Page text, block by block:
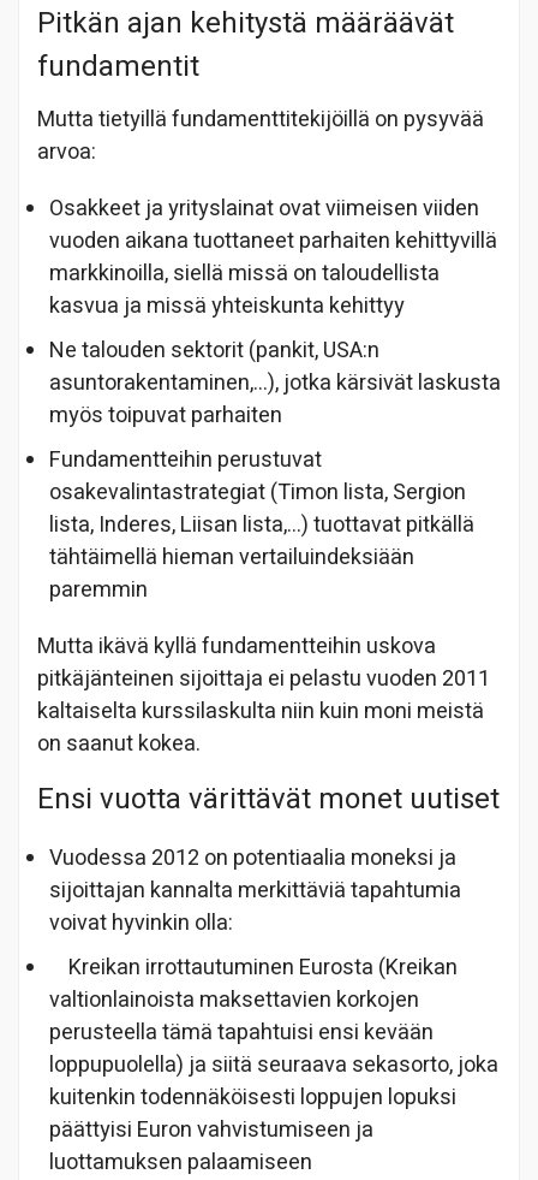
Pitkän ajan kehitystä määräävät
fundamentit
Mutta tietyillä fundamenttitekijöillä on pysyvää
arvoa:
Osakkeet ja yrityslainat ovat viimeisen viiden
vuoden aikana tuottaneet parhaiten kehittyvillä
markkinoilla, siellä missä on taloudellista
kasvua ja missä yhteiskunta kehittyy
Ne talouden sektorit (pankit, USA:n
asuntorakentaminen,…), jotka kärsivät laskusta
myös toipuvat parhaiten
Fundamentteihin perustuvat
osakevalintastrategiat (Timon lista, Sergion
lista, Inderes, Liisan lista,…) tuottavat pitkällä
tähtäimellä hieman vertailuindeksiään
paremmin
Mutta ikävä kyllä fundamentteihin uskova
pitkäjänteinen sijoittaja ei pelastu vuoden 2011
kaltaiselta kurssilaskulta niin kuin moni meistä
on saanut kokea.
Ensi vuotta värittävät monet uutiset
Vuodessa 2012 on potentiaalia moneksi ja
sijoittajan kannalta merkittäviä tapahtumia
voivat hyvinkin olla:
Kreikan irrottautuminen Eurosta (Kreikan
valtionlainoista maksettavien korkojen
perusteella tämä tapahtuisi ensi kevään
loppupuolella) ja siitä seuraava sekasorto, joka
kuitenkin todennäköisesti loppujen lopuksi
päättyisi Euron vahvistumiseen ja
luottamuksen palaamiseen